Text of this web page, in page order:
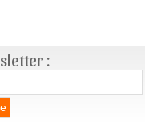
: